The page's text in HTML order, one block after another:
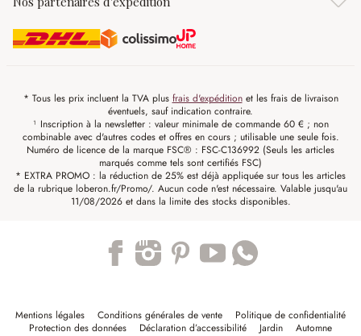
* Tous les prix incluent la TVA plus frais d'expéditionet les frais de livraison
éventuels, sauf indication contraire.
¹ Inscription à la newsletter : valeur minimale de commande 60 € ; non
combinable avec d'autres codes et offres en cours ; utilisable une seule fois.
Numéro de licence de la marque FSC® : FSC-C136992 (Seuls les articles
marqués comme tels sont certifiés FSC)
* EXTRA PROMO : la réduction de 25% est déjà appliquée sur tous les articles
de la rubrique loberon.fr/Promo/. Aucun code n'est nécessaire. Valable jusqu'au
11/08/2026 et dans la limite des stocks disponibles.
Mentions légales Conditions générales de vente
Politique de confidentialité
Protection des données
Déclaration d’accessibilité Jardin
Automne